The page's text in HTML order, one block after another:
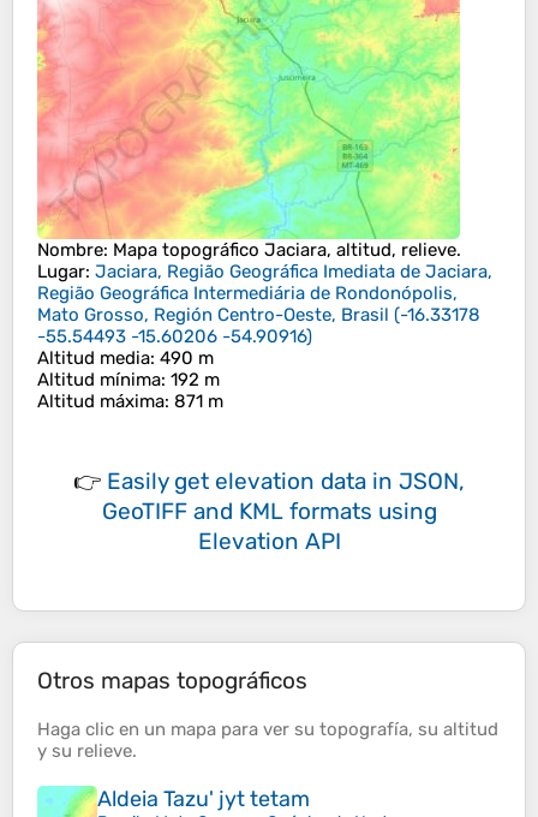
Nombre: Mapa topográfico Jaciara, altitud, relieve.
Lugar: Jaciara, Região Geográfica Imediata de Jaciara,
Região Geográfica Intermediária de Rondonópolis,
Mato Grosso, Región Centro-Oeste, Brasil (-16.33178
-55.54493 -15.60206 -54.90916)
Altitud media: 490 m
Altitud mínima: 192 m
Altitud máxima: 871 m
👉 Easily get elevation data in JSON,
GeoTIFF and KML formats using
Elevation API
Otros mapas topográficos
Haga clic en un mapa para ver su topografía, su altitud
y su relieve.
Aldeia Tazu' jyt tetam